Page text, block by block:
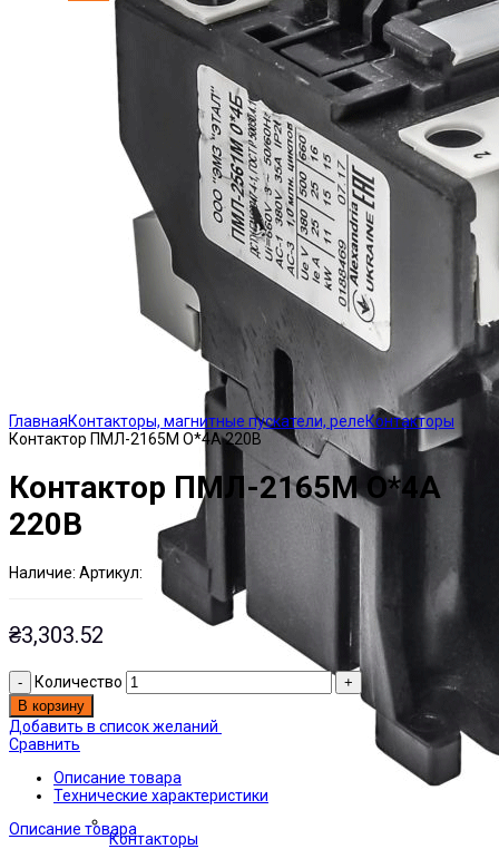
Контакторы
ГлавнаяКонтакторы, магнитные пускатели, релеКонтакторы
Контактор ПМЛ-2165М О*4А 220В
Контактор ПМЛ-2165М О*4А
220В
Наличие: Есть на складе
Артикул:
ЭТАЛ0000260
₴3,303.52
Количество
В корзину
Добавить в список желаний
Сравнить
Описание товара
Технические характеристики
Описание товара